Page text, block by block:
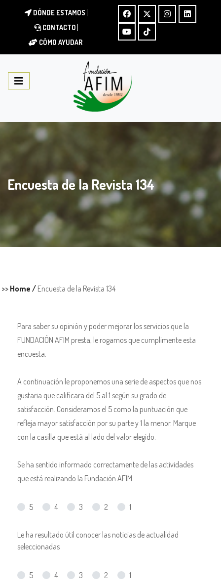
DÓNDE ESTAMOS
CONTACTO
CÓMO AYUDAR
Encuesta de la Revista 134
>> Home / Encuesta de la Revista 134
Para saber su opinión y poder mejorar los servicios que la
FUNDACIÓN AFIM presta, le rogamos que cumplimente esta
encuesta.
A continuación le proponemos una serie de aspectos que nos
gustaria que calificara del 5 al 1 según su grado de
satisfacción. Consideramos el 5 como la puntuación que
refleja mayor satisfacción por su parte y 1 la menor. Marque
con la casilla que está al lado del valor elegido.
Se ha sentido informado correctamente de las actividades
que está realizando la Fundación AFIM
5 4 3 2 1
Le ha resultado útil conocer las noticias de actualidad
seleccionadas
5 4 3 2 1